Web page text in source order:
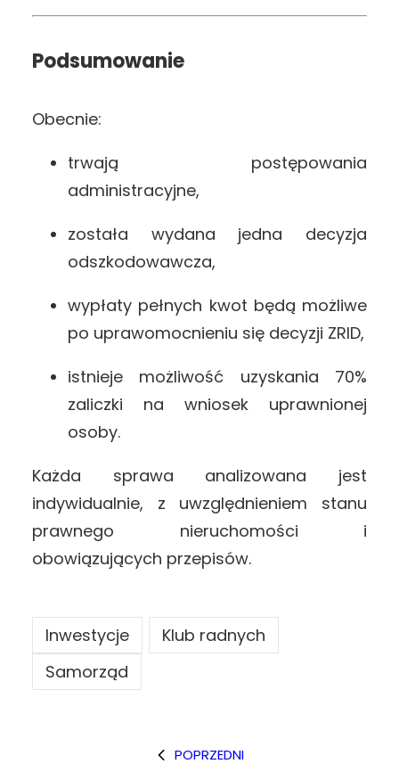
Podsumowanie
Obecnie:
trwają postępowania
administracyjne,
została wydana jedna decyzja
odszkodowawcza,
wypłaty pełnych kwot będą możliwe
po uprawomocnieniu się decyzji ZRID,
istnieje możliwość uzyskania 70%
zaliczki na wniosek uprawnionej
osoby.
Każda sprawa analizowana jest
indywidualnie, z uwzględnieniem stanu
prawnego nieruchomości i
obowiązujących przepisów.
Inwestycje
Klub radnych
Samorząd
POPRZEDNI